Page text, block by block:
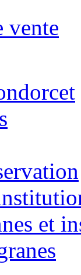
vente
et